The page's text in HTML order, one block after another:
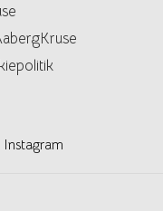
Instagram